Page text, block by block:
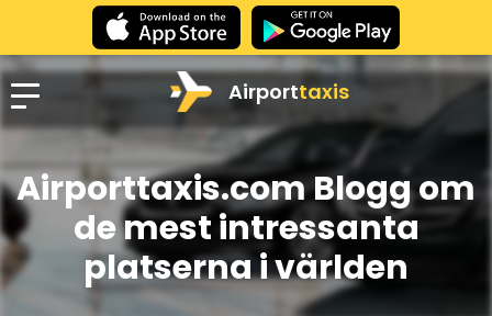
Airporttaxis
Airporttaxis.com Blogg om
de mest intressanta
platserna i världen